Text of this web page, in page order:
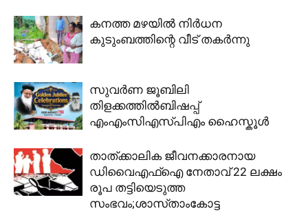
കനത്ത മഴയിൽ നിർധന
കുടുംബത്തിന്റെ വീട് തകർന്നു
സുവർണ ജൂബിലി
തിളക്കത്തിൽബിഷപ്പ്
എംഎംസിഎസ്പിഎം ഹൈസ്കൂൾ
താത്ക്കാലിക ജീവനക്കാരനായ
ഡിവൈഎഫ്ഐ നേതാവ് 22 ലക്ഷം
രൂപ തട്ടിയെടുത്ത
സംഭവം;ശാസ്‌താംകോട്ട